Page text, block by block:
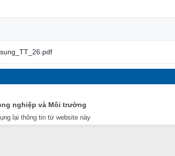
nghiệp và Môi trường
lại thông tin từ website này